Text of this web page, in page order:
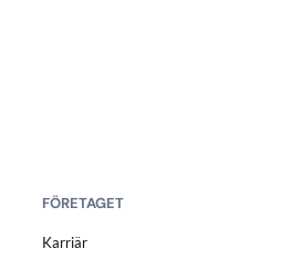
FÖRETAGET
Karriär